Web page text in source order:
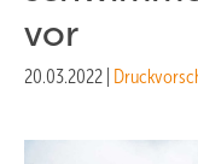
vor
20.03.2022